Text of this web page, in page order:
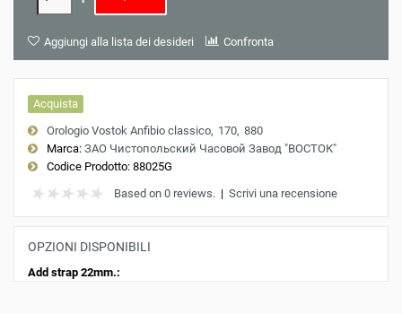
Aggiungi alla lista dei desideri Confronta
Acquista
Orologio Vostok Anfibio classico 170 880
Marca: ЗАО Чистопольский Часовой Завод "ВОСТОК"
Codice Prodotto: 88025G
Based on 0 reviews. | Scrivi una recensione
OPZIONI DISPONIBILI
Add strap 22mm.: